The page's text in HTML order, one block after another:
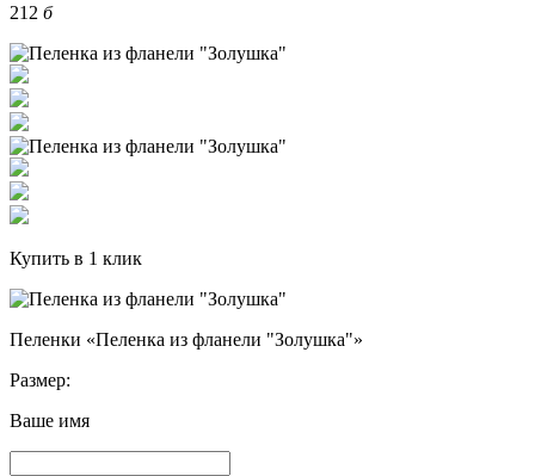
212 б
Купить в 1 клик
Пеленки «Пеленка из фланели "Золушка"»
Размер:
Ваше имя